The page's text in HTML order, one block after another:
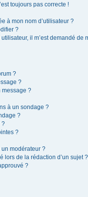
toujours pas correcte !
à mon nom d’utilisateur ?
?
il m’est demandé de
?
?
message ?
à un sondage ?
?
?
?
modérateur ?
lors de la rédaction d’un sujet ?
?